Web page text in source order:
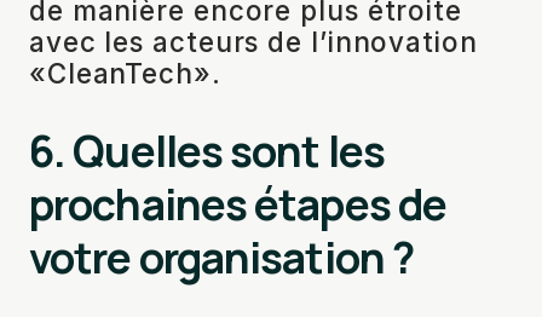
de manière encore plus étroite
avec les acteurs de l’innovation
«CleanTech».
6. Quelles sont les
prochaines étapes de
votre organisation ?